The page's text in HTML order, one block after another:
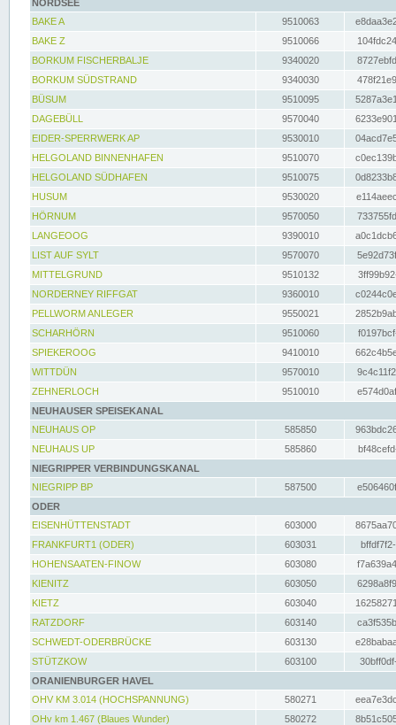
NORDSEE
BAKE A
9510063
BAKE Z
9510066
BORKUM FISCHERBALJE
9340020
BORKUM SÜDSTRAND
9340030
BÜSUM
9510095
DAGEBÜLL
9570040
EIDER-SPERRWERK AP
9530010
HELGOLAND BINNENHAFEN
9510070
HELGOLAND SÜDHAFEN
9510075
HUSUM
9530020
HÖRNUM
9570050
LANGEOOG
9390010
LIST AUF SYLT
9570070
MITTELGRUND
9510132
NORDERNEY RIFFGAT
9360010
PELLWORM ANLEGER
9550021
SCHARHÖRN
9510060
SPIEKEROOG
9410010
WITTDÜN
9570010
ZEHNERLOCH
9510010
NEUHAUSER SPEISEKANAL
NEUHAUS OP
585850
NEUHAUS UP
585860
NIEGRIPPER VERBINDUNGSKANAL
NIEGRIPP BP
587500
ODER
EISENHÜTTENSTADT
603000
FRANKFURT1 (ODER)
603031
HOHENSAATEN-FINOW
603080
KIENITZ
603050
KIETZ
603040
RATZDORF
603140
SCHWEDT-ODERBRÜCKE
603130
STÜTZKOW
603100
ORANIENBURGER HAVEL
OHV KM 3.014 (HOCHSPANNUNG)
580271
OHv km 1.467 (Blaues Wunder)
580272